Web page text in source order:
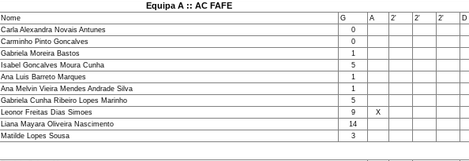
Equipa A :: AC FAFE
Nome G A 2' 2' 2' D
Carla Alexandra Novais Antunes
0
Carminho Pinto Goncalves
0
Gabriela Moreira Bastos
1
Isabel Goncalves Moura Cunha
5
Ana Luis Barreto Marques
1
Ana Melvin Vieira Mendes Andrade Silva
1
Gabriela Cunha Ribeiro Lopes Marinho
5
Leonor Freitas Dias Simoes 9
X
Liana Mayara Oliveira Nascimento
14
Matilde Lopes Sousa 3